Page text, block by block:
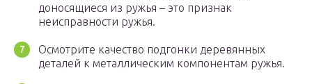
доносящиеся из ружья – это признак
неисправности ружья.
Осмотрите качество подгонки деревянных
деталей к металлическим компонентам ружья.